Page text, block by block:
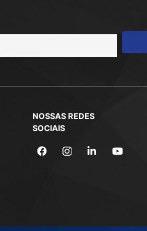
NOSSAS REDES
SOCIAIS